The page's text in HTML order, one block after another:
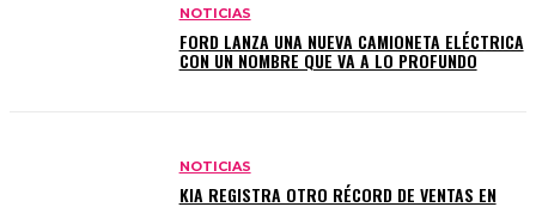
NOTICIAS
FORD LANZA UNA NUEVA CAMIONETA ELÉCTRICA
CON UN NOMBRE QUE VA A LO PROFUNDO
NOTICIAS
KIA REGISTRA OTRO RÉCORD DE VENTAS EN